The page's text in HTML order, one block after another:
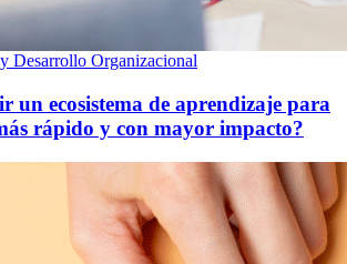
Desarrollo Organizacional
un ecosistema de aprendizaje para
rápido y con mayor impacto?